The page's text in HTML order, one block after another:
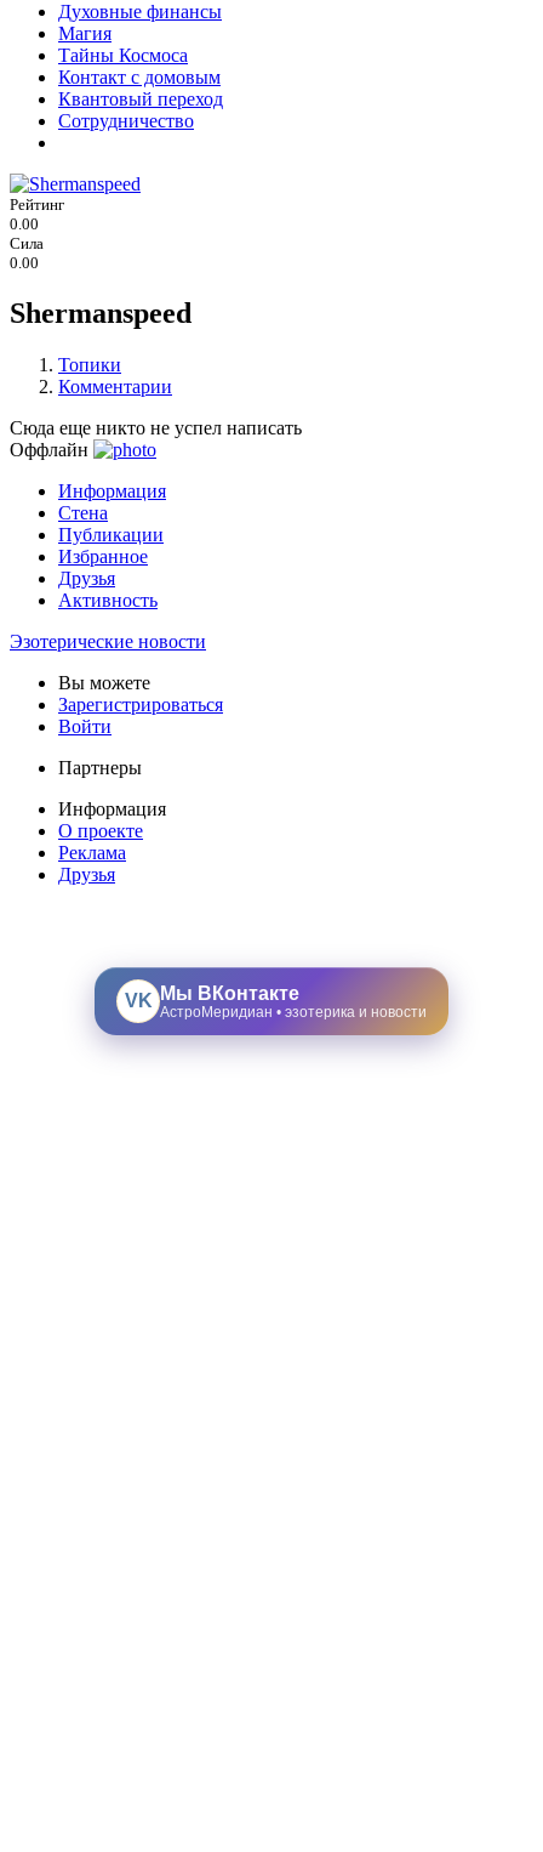
Духовные финансы
Магия
Тайны Космоса
Контакт с домовым
Квантовый переход
Сотрудничество
Рейтинг
0.00
Сила
0.00
Shermanspeed
Топики
Комментарии
Сюда еще никто не успел написать
Оффлайн
Информация
Стена
Публикации
Избранное
Друзья
Активность
Эзотерические новости
Вы можете
Зарегистрироваться
Войти
Партнеры
Информация
О проекте
Реклама
Друзья
VK Мы ВКонтакте
АстроМеридиан • эзотерика и новости